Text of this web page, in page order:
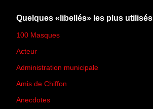
Quelques «libellés» les plus utilisés
100 Masques
Acteur
Administration municipale
Amis de Chiffon
Anecdotes